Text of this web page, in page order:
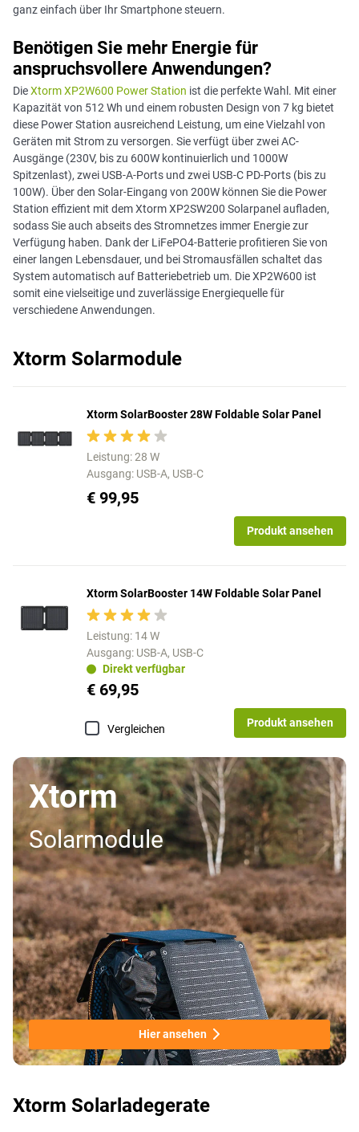
ganz einfach über Ihr Smartphone steuern.
Benötigen Sie mehr Energie für
anspruchsvollere Anwendungen?
DieXtorm XP2W600 Power Station ist die perfekte Wahl. Mit einer
Kapazität von 512 Wh und einem robusten Design von 7 kg bietet
diese Power Station ausreichend Leistung, um eine Vielzahl von
Geräten mit Strom zu versorgen. Sie verfügt über zwei AC-
Ausgänge (230V, bis zu 600W kontinuierlich und 1000W
Spitzenlast), zwei USB-A-Ports und zwei USB-C PD-Ports (bis zu
100W). Über den Solar-Eingang von 200W können Sie die Power
Station effizient mit dem Xtorm XP2SW200 Solarpanel aufladen,
sodass Sie auch abseits des Stromnetzes immer Energie zur
Verfügung haben. Dank der LiFePO4-Batterie profitieren Sie von
einer langen Lebensdauer, und bei Stromausfällen schaltet das
System automatisch auf Batteriebetrieb um. Die XP2W600 ist
somit eine vielseitige und zuverlässige Energiequelle für
verschiedene Anwendungen.
Xtorm Solarmodule
Xtorm SolarBooster 28W Foldable Solar Panel
Leistung: 28 W
Ausgang: USB-A, USB-C
€ 99,95
Produkt ansehen
Xtorm SolarBooster 14W Foldable Solar Panel
Leistung: 14 W
Ausgang: USB-A, USB-C
Direkt verfügbar
€ 69,95
Vergleichen Produkt ansehen
Xtorm
Solarmodule
Hier ansehen
Xtorm Solarladegerate